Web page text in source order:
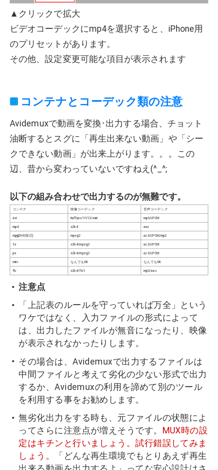
▲クリックで拡大
ビデオコーデックにmp4を選択すると、iPhone用
のプリセットがあります。
その他、設定変更可能な項目が表示されます
コンテナとコーデック類の注意
Avidemuxで動画を変換･出力する場合、チョット
油断するとスグに「再生出来ない動画」や「シー
クできない動画」が出来上がります。。。この
辺、昔から変わっていないですねえ(^_^;
以下の組み合わせで出力するのが無難です。
コンテナ 映像コーデック
音声コーデック
avi
huffyuv/YV12/xvid
mp3/LPCM
mp4
x264
aac
mpg(DVD形式)
mpeg2
ac3/LPCM/mp2
ts
x264/mpeg2
ac3/LPCM
ps
x264/mpeg2
ac3/LPCM
mkv
なんでもOK
なんでもOK
flv
x264/flv1 mp3/aac
注意点
「上記表のルールを守っていれば万全」という
ワケではなく、入力ファイルの形式によって
は、出力したファイルが無音になったり、映像
が表示されなかったりします。
その場合は、Avidemuxで出力するファイルは
中間ファイルと考えて劣化の少ない形式で出力
するか、Avidemuxの利用を諦めて別のツール
を利用する事をお勧めします。
無劣化出力をする時も、元ファイルの状態によ
ってさらに注意点が増えそうです。 MUX時の設
定はキチンと行いましょう。試行錯誤してみま
しょう。
「どんな再生環境でもとりあえず再生